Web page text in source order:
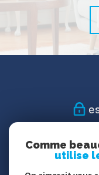
Comme
utilise